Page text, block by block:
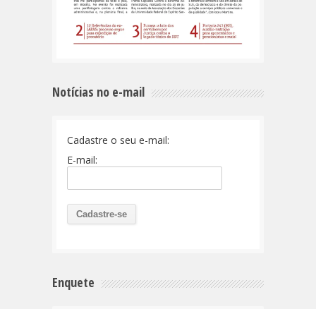
Notícias no e-mail
Cadastre o seu e-mail:
E-mail:
Enquete